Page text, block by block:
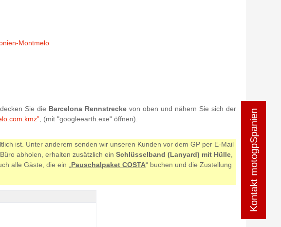
Kontakt motogpSpanien
Kontakt motogpSpanien
Montmelo
Sie die Barcelona Rennstrecke von oben und nähern Sie sich der
, (mit "googleearth.exe" öffnen).
ist. Unter anderem senden wir unseren Kunden vor dem GP per E-Mail
abholen, erhalten zusätzlich ein Schlüsselband (Lanyard) mit Hülle
alle Gäste, die ein „ Pauschalpaket COSTA“ buchen und die Zustellung